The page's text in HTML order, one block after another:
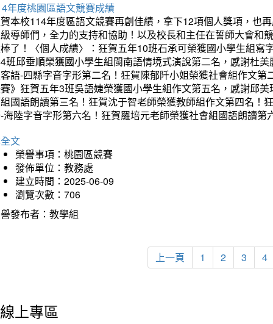
年度桃園區語文競賽成績
本校114年度區語文競賽再創佳績，拿下12項個人獎項，也
導師們，全力的支持和協助！以及校長和主任在誓師大會和
了！〈個人成績〉：狂賀五年10班石承可榮獲國小學生組
班邱垂順榮獲國小學生組閩南語情境式演說第二名，感謝杜
語-四縣字音字形第二名！狂賀陳郁阡小姐榮獲社會組作文
》狂賀五年3班吳語婕榮獲國小學生組作文第五名，感謝邱
國語朗讀第三名！狂賀沈于智老師榮獲教師組作文第四名！
海陸字音字形第六名！狂賀羅培元老師榮獲社會組國語朗讀
文
榮譽事項：桃園區競賽
發佈單位：教務處
建立時間：2025-06-09
瀏覽次數：706
發布者：教學組
上一頁 1 2 3 4
線上專區